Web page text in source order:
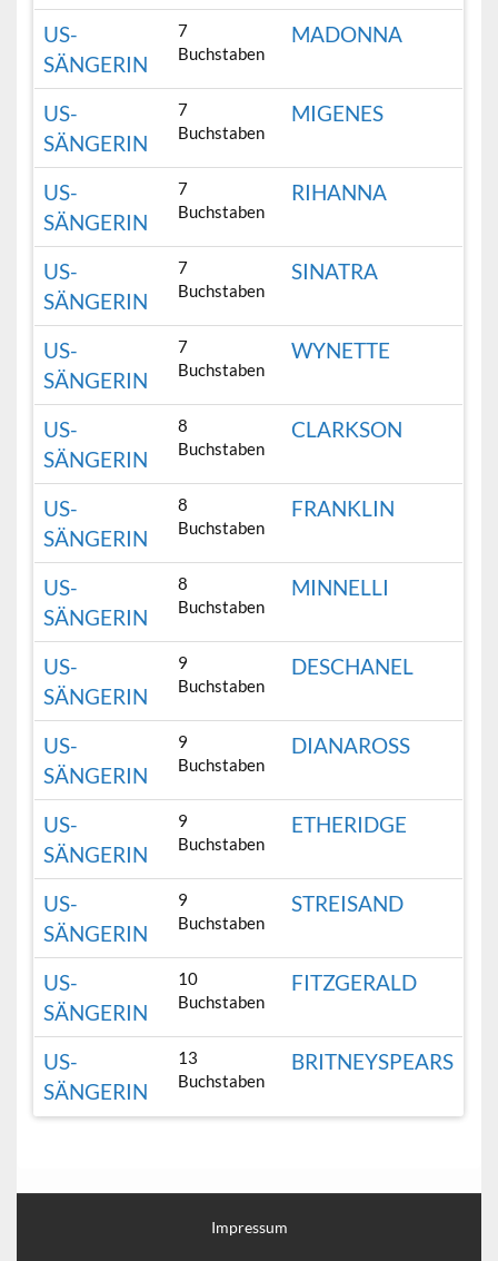
US-
SÄNGERIN
7
Buchstaben
MADONNA
US-
SÄNGERIN
7
Buchstaben
MIGENES
US-
SÄNGERIN
7
Buchstaben
RIHANNA
US-
SÄNGERIN
7
Buchstaben
SINATRA
US-
SÄNGERIN
7
Buchstaben
WYNETTE
US-
SÄNGERIN
8
Buchstaben
CLARKSON
US-
SÄNGERIN
8
Buchstaben
FRANKLIN
US-
SÄNGERIN
8
Buchstaben
MINNELLI
US-
SÄNGERIN
9
Buchstaben
DESCHANEL
US-
SÄNGERIN
9
Buchstaben
DIANAROSS
US-
SÄNGERIN
9
Buchstaben
ETHERIDGE
US-
SÄNGERIN
9
Buchstaben
STREISAND
US-
SÄNGERIN
10
Buchstaben
FITZGERALD
US-
SÄNGERIN
13
Buchstaben
BRITNEYSPEARS
Impressum